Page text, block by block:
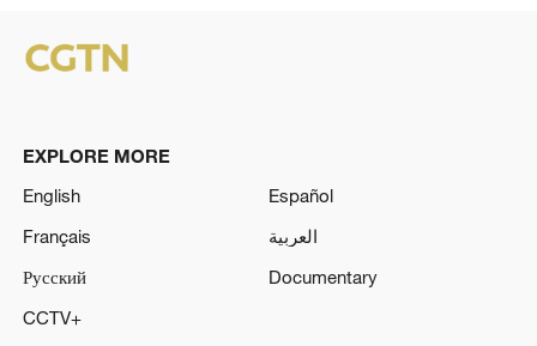
EXPLORE MORE
English
Español
Français
العربية
Русский
Documentary
CCTV+